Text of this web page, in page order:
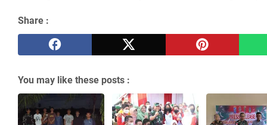
Share :
You may like these posts :